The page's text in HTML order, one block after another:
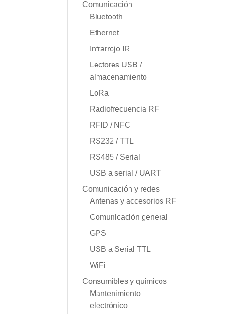
Comunicación
Bluetooth
Ethernet
Infrarrojo IR
Lectores USB /
almacenamiento
LoRa
Radiofrecuencia RF
RFID / NFC
RS232 / TTL
RS485 / Serial
USB a serial / UART
Comunicación y redes
Antenas y accesorios RF
Comunicación general
GPS
USB a Serial TTL
WiFi
Consumibles y químicos
Mantenimiento
electrónico